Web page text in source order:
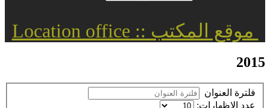
موقع المكتب :: Location office
2015
فلترة العنوان
عدد الإظهارات: